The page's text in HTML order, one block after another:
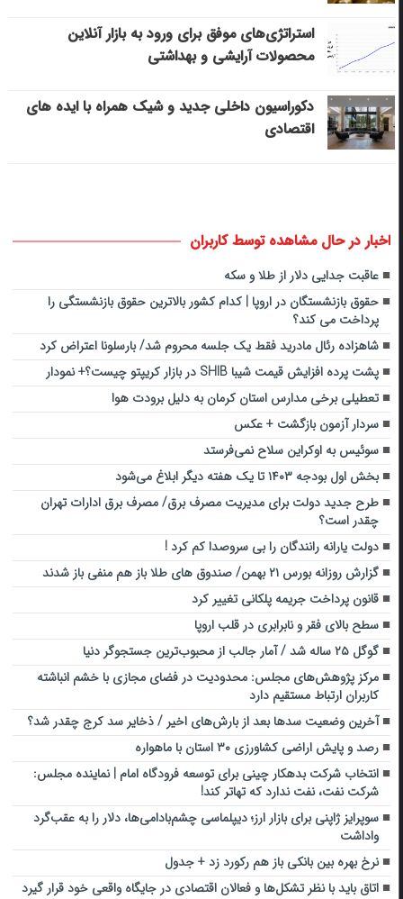
استراتژی‌های موفق برای ورود به بازار آنلاین
محصولات آرایشی و بهداشتی
دکوراسیون داخلی جدید و شیک همراه با ایده های
اقتصادی
اخبار در حال مشاهده توسط کاربران
عاقبت جدایی دلار از طلا و سکه
حقوق بازنشستگان در اروپا | کدام کشور بالاترین حقوق بازنشستگی را
پرداخت می‌ کند؟
شاهزاده رئال مادرید فقط یک جلسه محروم شد/ بارسلونا اعتراض کرد
پشت پرده افزایش قیمت شیبا SHIB در بازار کریپتو چیست؟+ نمودار
تعطیلی برخی مدارس استان کرمان به دلیل برودت هوا
سردار آزمون بازگشت + عکس
سوئیس به اوکراین سلاح نمی‌فرستد
بخش اول بودجه ۱۴۰۳ تا یک هفته دیگر ابلاغ می‌شود
طرح جدید دولت برای مدیریت مصرف برق/ مصرف برق ادارات تهران
چقدر است؟
دولت یارانه رانندگان را بی سروصدا کم کرد !
گزارش روزانه بورس ۲۱ بهمن/ صندوق های طلا باز هم منفی باز شدند
قانون پرداخت جریمه پلکانی تغییر کرد
سطح بالای فقر و نابرابری در قلب اروپا
گوگل ۲۵ ساله شد / آمار جالب از محبوب‌ترین جستجوگر دنیا
مرکز پژوهش‌های مجلس: محدودیت در فضای مجازی با خشم انباشته
کاربران ارتباط مستقیم دارد
آخرین وضعیت سد‌ها بعد از بارش‌های اخیر / ذخایر سد کرج چقدر شد؟
رصد و پایش اراضی کشاورزی ۳۰ استان با ماهواره
انتخاب شرکت بدهکار چینی برای توسعه فرودگاه امام | نماینده مجلس:
شرکت نفت، نفت ندارد که تهاتر کند!
سوپرایز ژاپنی برای بازار ارز؛ دیپلماسی چشم‌بادامی‌ها، دلار را به عقب‌گرد
واداشت
نرخ بهره بین بانکی باز هم رکورد زد + جدول
اتاق باید با نظر تشکل‌ها و فعالان اقتصادی در جایگاه واقعی خود قرار گیرد